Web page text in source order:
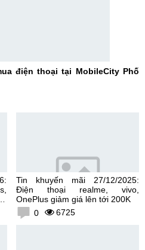
điện thoại tại MobileCity Phố
Tin khuyến mãi 27/12/2025:
Điện thoại realme, vivo,
OnePlus giảm giá lên tới 200K
0
6725